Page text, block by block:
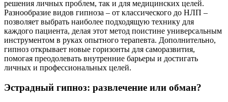
решения личных проблем, так и для медицинских целей.
Разнообразие видов гипноза – от классического до НЛП –
позволяет выбрать наиболее подходящую технику для
каждого пациента, делая этот метод поистине универсальным
инструментом в руках опытного терапевта. Дополнительно,
гипноз открывает новые горизонты для саморазвития,
помогая преодолевать внутренние барьеры и достигать
личных и профессиональных целей.
Эстрадный гипноз: развлечение или обман?